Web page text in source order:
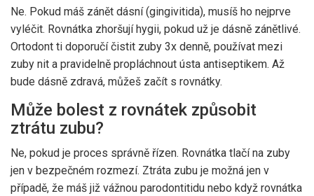
Ne. Pokud máš zánět dásní (gingivitida), musíš ho nejprve
vyléčit. Rovnátka zhoršují hygii, pokud už je dásně zánětlivé.
Ortodont ti doporučí čistit zuby 3x denně, používat mezi
zuby nit a pravidelně propláchnout ústa antiseptikem. Až
bude dásně zdravá, můžeš začít s rovnátky.
Může bolest z rovnátek způsobit
ztrátu zubu?
Ne, pokud je proces správně řízen. Rovnátka tlačí na zuby
jen v bezpečném rozmezí. Ztráta zubu je možná jen v
případě, že máš již vážnou parodontitidu nebo když rovnátka